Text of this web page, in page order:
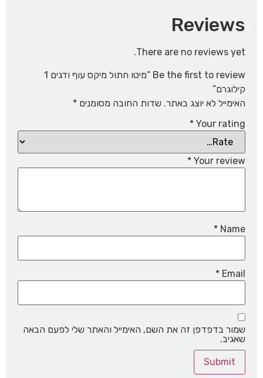
Reviews
There are no reviews yet.
Be the first to review “מיטו חתול מיקס עוף ודגים 1
קילוגרם”
האימייל לא יוצג באתר. שדות החובה מסומנים *
Your rating
*
Your review
*
Name
*
Email
*
שמור בדפדפן זה את השם, האימייל והאתר שלי לפעם הבאה
שאגיב.